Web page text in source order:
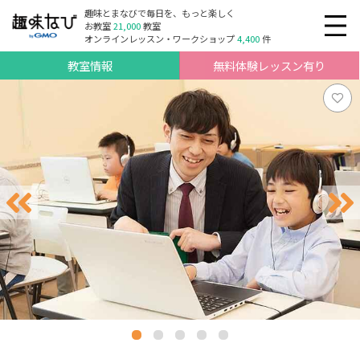
趣味とまなびで毎日を、もっと楽しく
お教室21,000教室
オンラインレッスン・ワークショップ4,400件
教室情報 無料体験レッスン有り